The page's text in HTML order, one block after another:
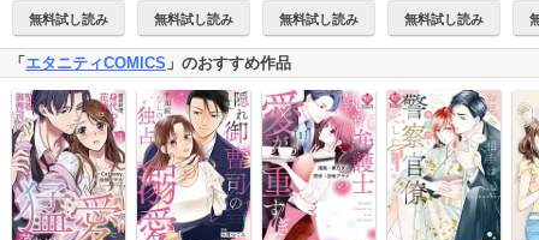
無料試し読み 無料試し読み 無料試し読み 無料試し読み
「 エタニティCOMICS 」のおすすめ作品